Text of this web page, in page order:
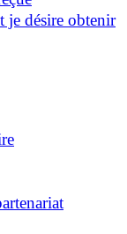
je désire obtenir